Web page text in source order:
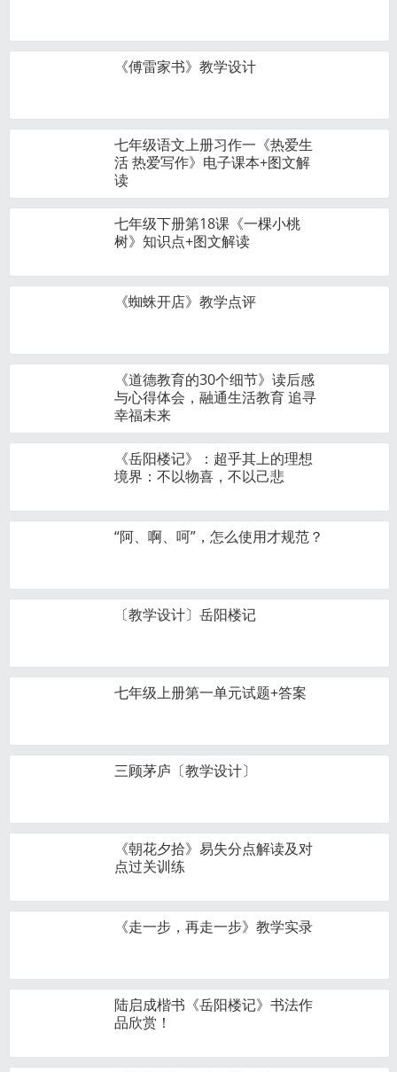
《傅雷家书》教学设计
七年级语文上册习作一《热爱生
活 热爱写作》电子课本+图文解
读
七年级下册第18课《一棵小桃
树》知识点+图文解读
《蜘蛛开店》教学点评
《道德教育的30个细节》读后感
与心得体会，融通生活教育 追寻
幸福未来
《岳阳楼记》：超乎其上的理想
境界：不以物喜，不以己悲
“阿、啊、呵”，怎么使用才规范？
〔教学设计〕岳阳楼记
七年级上册第一单元试题+答案
三顾茅庐〔教学设计〕
《朝花夕拾》易失分点解读及对
点过关训练
《走一步，再走一步》教学实录
陆启成楷书《岳阳楼记》书法作
品欣赏！